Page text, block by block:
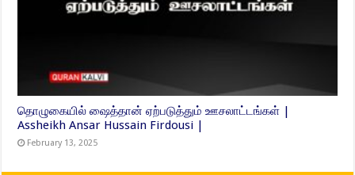
தொழுகையில் ஷைத்தான் ஏற்படுத்தும் ஊசலாட்டங்கள் |
Assheikh Ansar Hussain Firdousi |
February 13, 2025